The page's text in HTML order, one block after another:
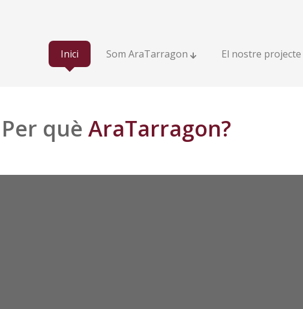
Inici Som AraTarragon El nostre projecte
Per què AraTarragon?